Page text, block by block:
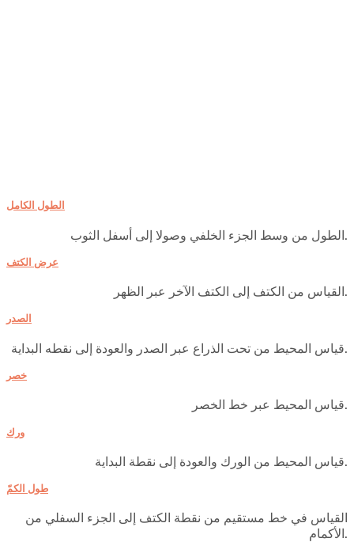
الطول الكامل
عرض الكتف
القياس من الكتف إلى الكتف الآخر عبر الظهر.
الصدر
خصر
قياس المحيط عبر خط الخصر.
ورك
قياس المحيط من الورك والعودة إلى نقطة البداية.
طول الكمّ
القياس في خط مستقيم من نقطة الكتف إلى الجزء السفلي من
الأكمام.